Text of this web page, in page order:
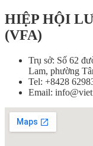
HIỆP HỘI
(VFA)
Trụ sở: Số 62
Lam, phường
Tel: +8428
Email: